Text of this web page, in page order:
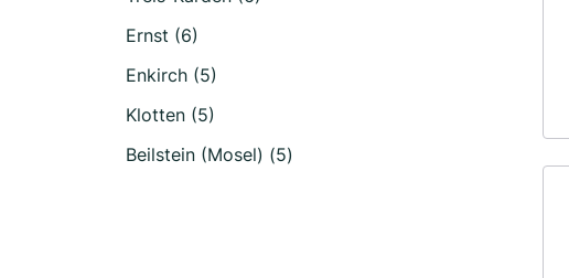
Ernst (6)
Enkirch (5)
Klotten (5)
Beilstein (Mosel) (5)